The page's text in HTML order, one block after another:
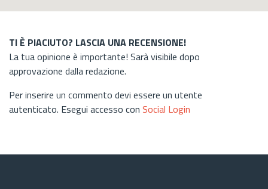
TI È PIACIUTO? LASCIA UNA RECENSIONE!
La tua opinione è importante! Sarà visibile dopo
approvazione dalla redazione.
Per inserire un commento devi essere un utente
autenticato. Esegui accesso con Social Login